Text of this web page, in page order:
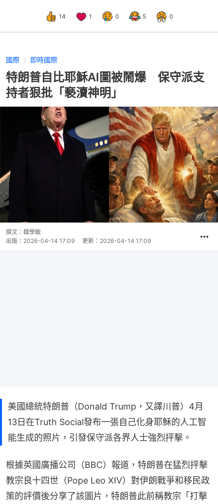
14 1 0 5 0
國際 即時國際
特朗普自比耶穌AI圖被鬧爆 保守派支
持者狠批「褻瀆神明」
撰文： 韓學敏
出版： 2026-04-14 17:09 更新： 2026-04-14 17:09
美國總統特朗普（Donald Trump，又譯川普）4月
13日在Truth Social發布一張自己化身耶穌的人工智
能生成的照片，引發保守派各界人士強烈抨擊。
根據英國廣播公司（BBC）報道，特朗普在猛烈抨擊
教宗良十四世（Pope Leo XIV）對伊朗戰爭和移民政
策的評價後分享了該圖片，特朗普此前稱教宗「打擊